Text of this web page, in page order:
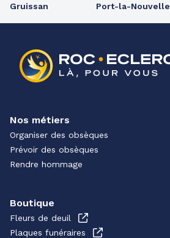
Gruissan
Port-la-Nouvelle
Nos métiers
Organiser des obsèques
Prévoir des obsèques
Rendre hommage
Boutique
Fleurs de deuil
Plaques funéraires